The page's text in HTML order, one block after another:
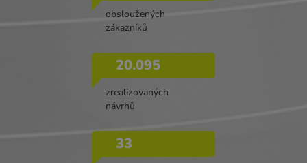
obsloužených
zákazníků
20.095
zrealizovaných
návrhů
33